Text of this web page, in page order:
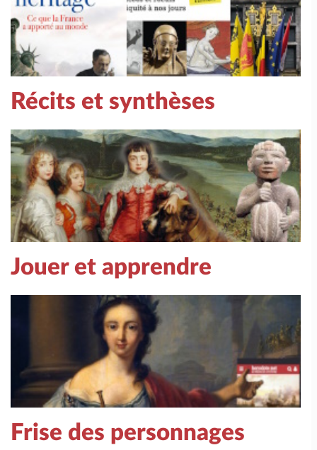
Récits et synthèses
Jouer et apprendre
Frise des personnages